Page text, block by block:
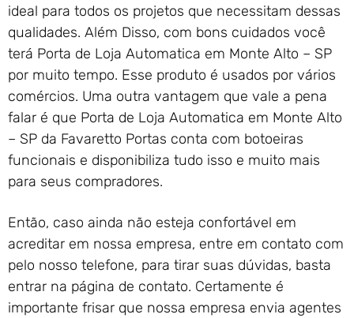
ideal para todos os projetos que necessitam dessas
qualidades. Além Disso, com bons cuidados você
terá Porta de Loja Automatica em Monte Alto – SP
por muito tempo. Esse produto é usados por vários
comércios. Uma outra vantagem que vale a pena
falar é que Porta de Loja Automatica em Monte Alto
– SP da Favaretto Portas conta com botoeiras
funcionais e disponibiliza tudo isso e muito mais
para seus compradores.
Então, caso ainda não esteja confortável em
acreditar em nossa empresa, entre em contato com
pelo nosso telefone, para tirar suas dúvidas, basta
entrar na página de contato. Certamente é
importante frisar que nossa empresa envia agentes